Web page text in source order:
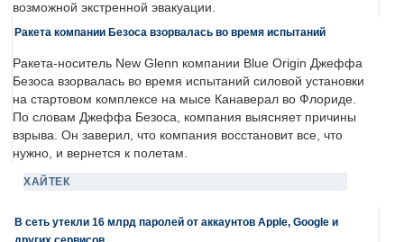
возможной экстренной эвакуации.
Ракета компании Безоса взорвалась во время испытаний
Ракета-носитель New Glenn компании Blue Origin Джеффа
Безоса взорвалась во время испытаний силовой установки
на стартовом комплексе на мысе Канаверал во Флориде.
По словам Джеффа Безоса, компания выясняет причины
взрыва. Он заверил, что компания восстановит все, что
нужно, и вернется к полетам.
ХАЙТЕК
В сеть утекли 16 млрд паролей от аккаунтов Apple, Google и